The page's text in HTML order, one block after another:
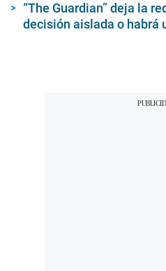
“The Guardian” deja la
decisión aislada o habrá